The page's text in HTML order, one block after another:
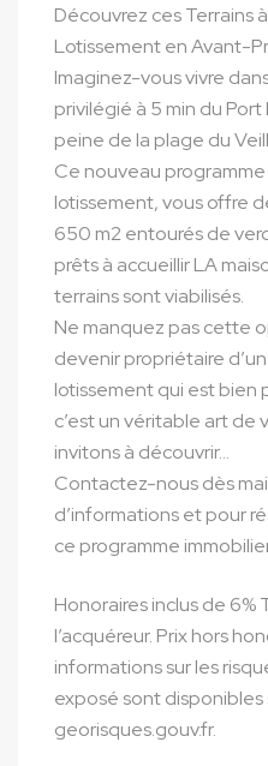
Découvrez ces Terrains
Lotissement en Avant-
Imaginez-vous vivre
privilégié à 5 min du
peine de la plage du
Ce nouveau
lotissement, vous offre
650 m2 entourés de
prêts à accueillir LA
terrains sont viabilisés.
Ne manquez pas cette
devenir propriétaire
lotissement qui est bien
c’est un véritable art de
invitons à découvrir…
Contactez-nous dès
d’informations et pour
ce programme
Honoraires inclus de 6%
l’acquéreur. Prix hors
informations sur les
exposé sont disponibles
georisques.gouv.fr.